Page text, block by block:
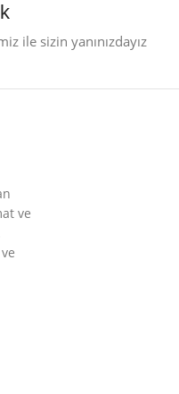
ile sizin yanınızdayız
ve